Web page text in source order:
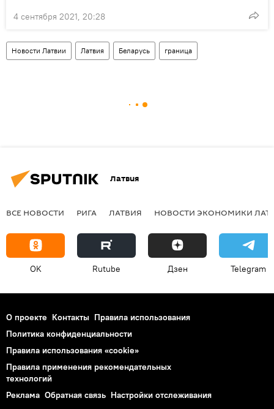
4 сентября 2021, 20:28
Новости Латвии Латвия Беларусь граница
Латвия
ВСЕ НОВОСТИ РИГА ЛАТВИЯ НОВОСТИ ЭКОНОМИКИ
OK Rutube Дзен Telegram
О проекте Контакты Правила использования
Политика конфиденциальности
Правила использования «cookie»
Правила применения рекомендательных
технологий
Реклама Обратная связь Настройки отслеживания